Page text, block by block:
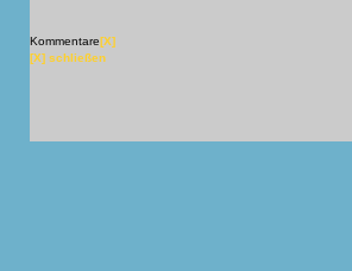
Kommentare[X]
[X] schließen